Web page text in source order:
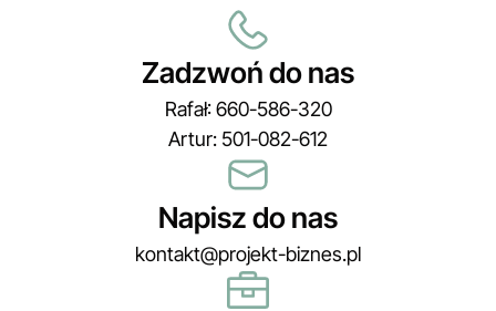
Zadzwoń do nas
Rafał: 660-586-320
Artur: 501-082-612
Napisz do nas
kontakt@projekt-biznes.pl